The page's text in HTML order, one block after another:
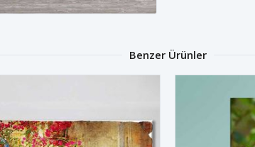
Benzer Ürünler